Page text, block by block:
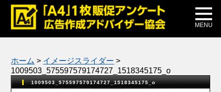
MENU
メディア掲載
公式ブログ
ホーム > イメージスライダー >
1009503_575597579174727_1518345175_o
1009503_575597579174727_1518345175_o